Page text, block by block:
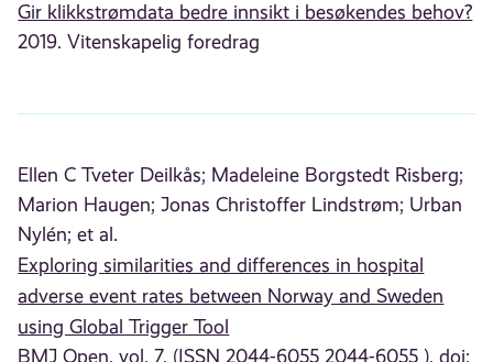
Gir klikkstrømdata bedre innsikt i besøkendes behov?
2019. Vitenskapelig foredrag
Ellen C Tveter Deilkås; Madeleine Borgstedt Risberg;
Marion Haugen; Jonas Christoffer Lindstrøm; Urban
Nylén; et al.
Exploring similarities and differences in hospital
adverse event rates between Norway and Sweden
using Global Trigger Tool
BMJ Open, vol. 7, (ISSN 2044-6055 2044-6055 ), doi: